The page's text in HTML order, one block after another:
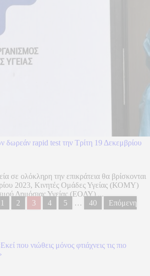
rapid test την Τρίτη 19 Δεκεμβρίου
σε ολόκληρη την επικράτεια θα βρίσκονται
2023, Κινητές Ομάδες Υγείας (ΚΟΜΥ)
Δημόσιας Υγείας (ΕΟΔΥ) ...
1 2 3 4 5 … 40
Επόμενη
που νιώθεις μόνος φτιάχνεις τις πιο